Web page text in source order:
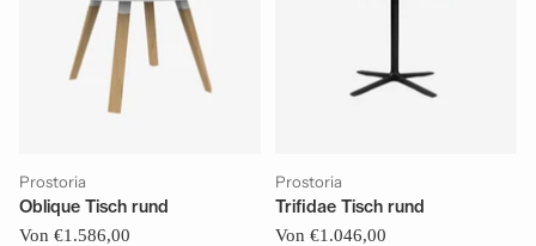
Prostoria
Oblique Tisch rund
Von €1.586,00
Prostoria
Trifidae Tisch rund
Von €1.046,00